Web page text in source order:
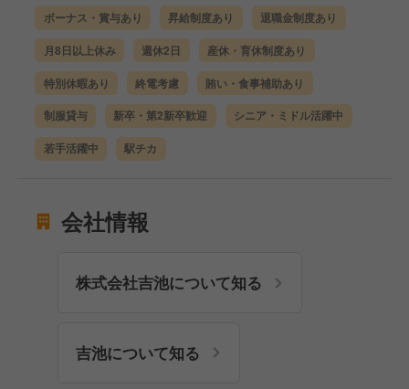
ボーナス・賞与あり 昇給制度あり 退職金制度あり
月8日以上休み 週休2日 産休・育休制度あり
特別休暇あり 終電考慮 賄い・食事補助あり
制服貸与 新卒・第2新卒歓迎 シニア・ミドル活躍中
若手活躍中 駅チカ
会社情報
株式会社吉池について知る
吉池について知る